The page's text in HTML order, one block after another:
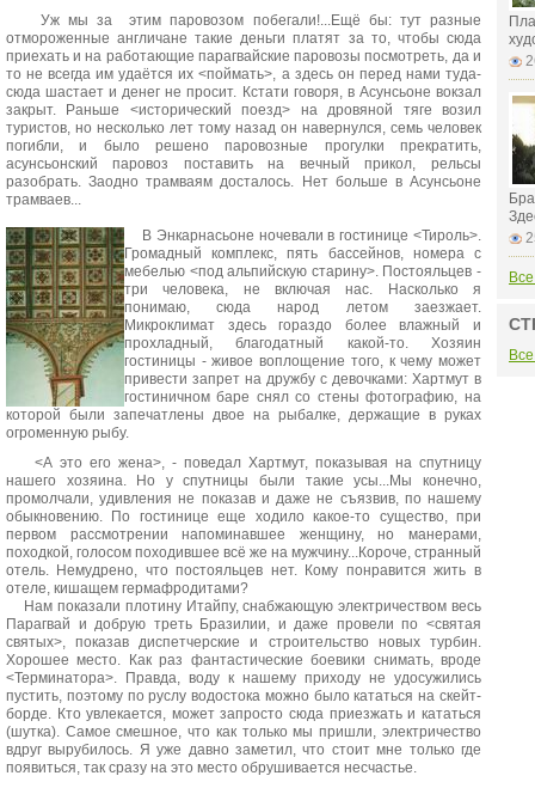
Уж мы за этим паровозом побегали!...Ещё бы: тут разные
отмороженные англичане такие деньги платят за то, чтобы сюда
приехать и на работающие парагвайские паровозы посмотреть, да и
то не всегда им удаётся их <поймать>, а здесь он перед нами туда-
сюда шастает и денег не просит. Кстати говоря, в Асунсьоне вокзал
закрыт. Раньше <исторический поезд> на дровяной тяге возил
туристов, но несколько лет тому назад он навернулся, семь человек
погибли, и было решено паровозные прогулки прекратить,
асунсьонский паровоз поставить на вечный прикол, рельсы
разобрать. Заодно трамваям досталось. Нет больше в Асунсьоне
трамваев...
В Энкарнасьоне ночевали в гостинице <Тироль>.
Громадный комплекс, пять бассейнов, номера с
мебелью <под альпийскую старину>. Постояльцев -
три человека, не включая нас. Насколько я
понимаю, сюда народ летом заезжает.
Микроклимат здесь гораздо более влажный и
прохладный, благодатный какой-то. Хозяин
гостиницы - живое воплощение того, к чему может
привести запрет на дружбу с девочками: Хартмут в
гостиничном баре снял со стены фотографию, на
которой были запечатлены двое на рыбалке, держащие в руках
огроменную рыбу.
<А это его жена>, - поведал Хартмут, показывая на спутницу
нашего хозяина. Но у спутницы были такие усы...Мы конечно,
промолчали, удивления не показав и даже не съязвив, по нашему
обыкновению. По гостинице еще ходило какое-то существо, при
первом рассмотрении напоминавшее женщину, но манерами,
походкой, голосом походившее всё же на мужчину...Короче, странный
отель. Немудрено, что постояльцев нет. Кому понравится жить в
отеле, кишащем гермафродитами?
Нам показали плотину Итайпу, снабжающую электричеством весь
Парагвай и добрую треть Бразилии, и даже провели по <святая
святых>, показав диспетчерские и строительство новых турбин.
Хорошее место. Как раз фантастические боевики снимать, вроде
<Терминатора>. Правда, воду к нашему приходу не удосужились
пустить, поэтому по руслу водостока можно было кататься на скейт-
борде. Кто увлекается, может запросто сюда приезжать и кататься
(шутка). Самое смешное, что как только мы пришли, электричество
вдруг вырубилось. Я уже давно заметил, что стоит мне только где
появиться, так сразу на это место обрушивается несчастье.